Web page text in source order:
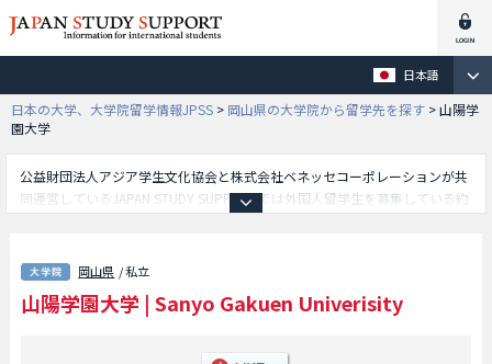
日本語
日本の大学、大学院留学情報JPSS > 岡山県の大学院から留学先を探す >山陽学
園大学
公益財団法人アジア学生文化協会と株式会社ベネッセコーポレーションが共
同運営しているJAPAN STUDY SUPPORTでは外国人留学生を募集している約
報や、募集定員や合格者数など入試情報、施設案内、アクセスなど外国人留
学生に必要な情報を掲載しているので是非ご利用ください。
岡山県 / 私立
山陽学園大学 | Sanyo Gakuen Univerisity